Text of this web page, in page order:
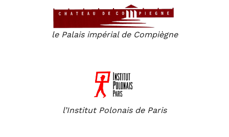
le Palais impérial de Compiègne
l’Institut Polonais de Paris